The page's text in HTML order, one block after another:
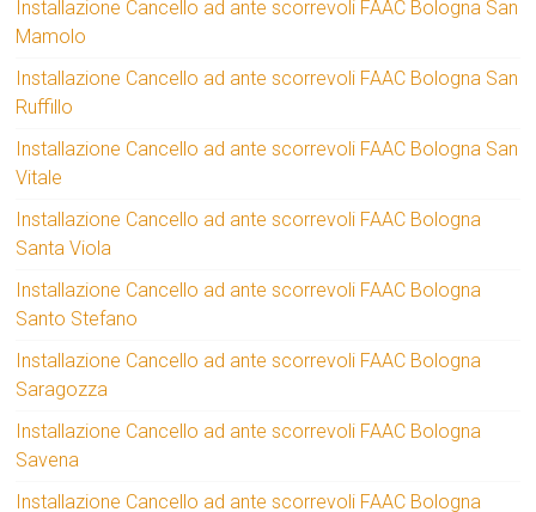
Installazione Cancello ad ante scorrevoli FAAC Bologna San
Mamolo
Installazione Cancello ad ante scorrevoli FAAC Bologna San
Ruffillo
Installazione Cancello ad ante scorrevoli FAAC Bologna San
Vitale
Installazione Cancello ad ante scorrevoli FAAC Bologna
Santa Viola
Installazione Cancello ad ante scorrevoli FAAC Bologna
Santo Stefano
Installazione Cancello ad ante scorrevoli FAAC Bologna
Saragozza
Installazione Cancello ad ante scorrevoli FAAC Bologna
Savena
Installazione Cancello ad ante scorrevoli FAAC Bologna